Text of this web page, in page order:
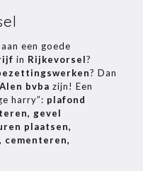
een goede
in Rijkevorsel?
? Dan
bvba zijn! Een
harry”: plafond
gevel
plaatsen,